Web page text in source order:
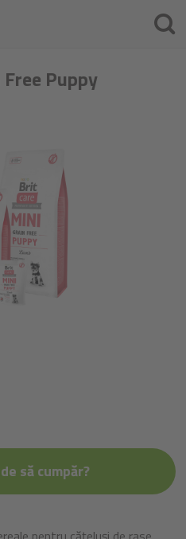
Puppy
să cumpăr?